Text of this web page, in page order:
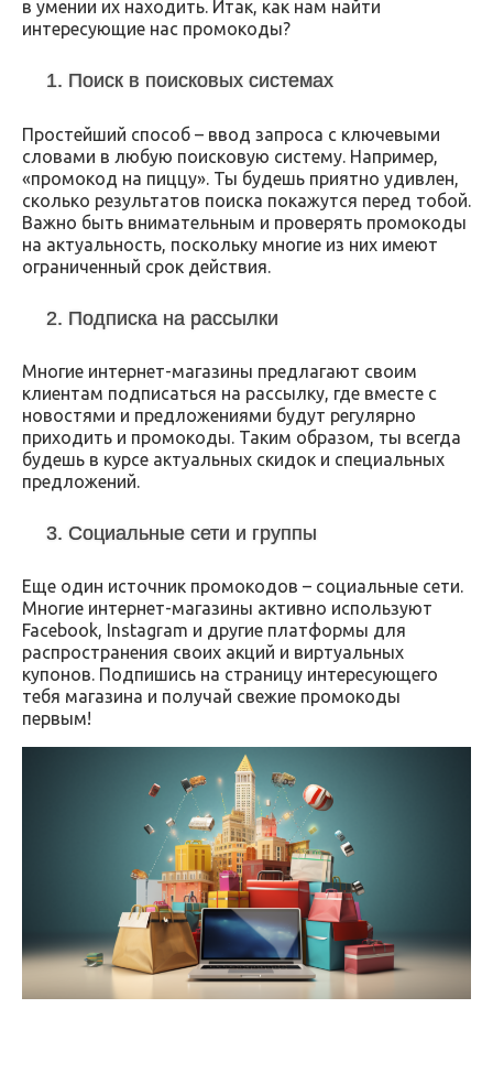
в умении их находить. Итак, как нам найти
интересующие нас промокоды?
1. Поиск в поисковых системах
Простейший способ – ввод запроса с ключевыми
словами в любую поисковую систему. Например,
«промокод на пиццу». Ты будешь приятно удивлен,
сколько результатов поиска покажутся перед тобой.
Важно быть внимательным и проверять промокоды
на актуальность, поскольку многие из них имеют
ограниченный срок действия.
2. Подписка на рассылки
Многие интернет-магазины предлагают своим
клиентам подписаться на рассылку, где вместе с
новостями и предложениями будут регулярно
приходить и промокоды. Таким образом, ты всегда
будешь в курсе актуальных скидок и специальных
предложений.
3. Социальные сети и группы
Еще один источник промокодов – социальные сети.
Многие интернет-магазины активно используют
Facebook, Instagram и другие платформы для
распространения своих акций и виртуальных
купонов. Подпишись на страницу интересующего
тебя магазина и получай свежие промокоды
первым!